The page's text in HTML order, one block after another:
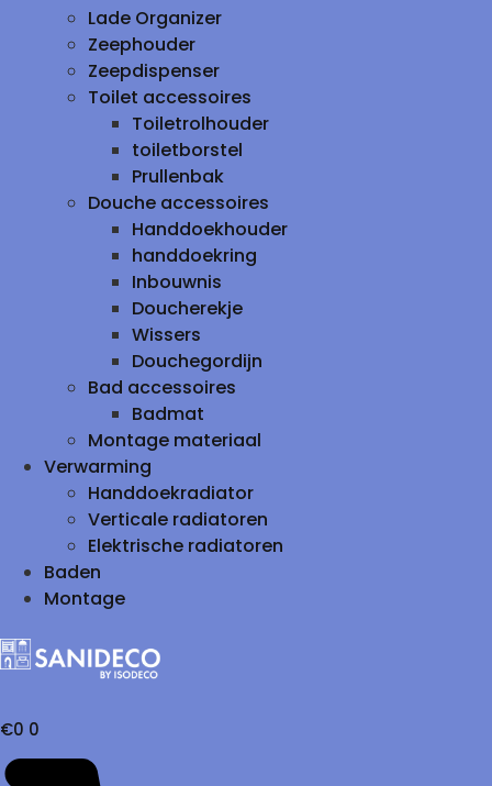
Lade Organizer
Zeephouder
Zeepdispenser
Toilet accessoires
Toiletrolhouder
toiletborstel
Prullenbak
Douche accessoires
Handdoekhouder
handdoekring
Inbouwnis
Doucherekje
Wissers
Douchegordijn
Bad accessoires
Badmat
Montage materiaal
Verwarming
Handdoekradiator
Verticale radiatoren
Elektrische radiatoren
Baden
Montage
€0 0